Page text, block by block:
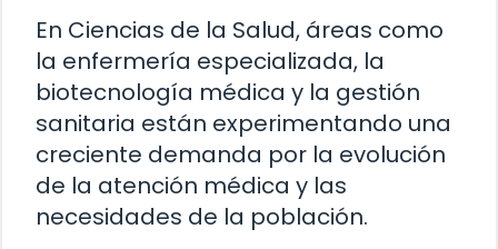
En Ciencias de la Salud, áreas como
la enfermería especializada, la
biotecnología médica y la gestión
sanitaria están experimentando una
creciente demanda por la evolución
de la atención médica y las
necesidades de la población.